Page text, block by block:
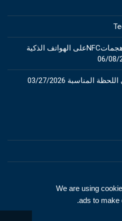
We are using
ads to make
كاسبرسكي تكشف عن ارتفاع هجماتNFCعلى الهواتف الذكية
06/08/
03/27/2026